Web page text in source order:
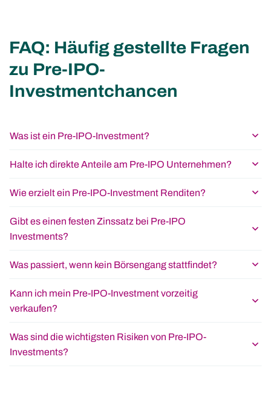
FAQ: Häufig gestellte Fragen
zu Pre-IPO-
Investmentchancen
Was ist ein Pre-IPO-Investment?
Halte ich direkte Anteile am Pre-IPO Unternehmen?
Wie erzielt ein Pre-IPO-Investment Renditen?
Gibt es einen festen Zinssatz bei Pre-IPO
Investments?
Was passiert, wenn kein Börsengang stattfindet?
Kann ich mein Pre-IPO-Investment vorzeitig
verkaufen?
Was sind die wichtigsten Risiken von Pre-IPO-
Investments?